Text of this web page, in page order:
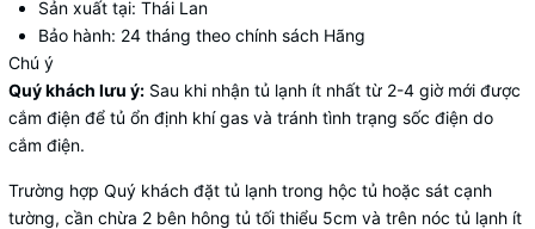
Sản xuất tại: Thái Lan
Bảo hành: 24 tháng theo chính sách Hãng
Chú ý
Quý khách lưu ý: Sau khi nhận tủ lạnh ít nhất từ 2-4 giờ mới được
cắm điện để tủ ổn định khí gas và tránh tình trạng sốc điện do
cắm điện.
Trường hợp Quý khách đặt tủ lạnh trong hộc tủ hoặc sát cạnh
tường, cần chừa 2 bên hông tủ tối thiểu 5cm và trên nóc tủ lạnh ít